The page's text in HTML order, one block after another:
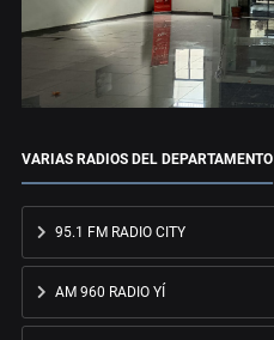
VARIAS RADIOS DEL DEPARTAMENTO
95.1 FM RADIO CITY
AM 960 RADIO YÍ